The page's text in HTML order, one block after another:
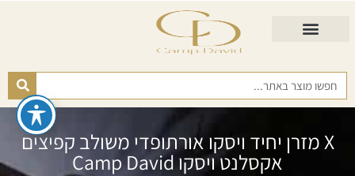
X מזרן יחיד ויסקו אורתופדי משולב קפיצים
אקסלנט ויסקו Camp David